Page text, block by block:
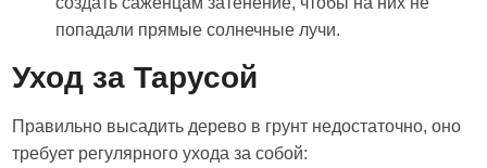
попадали прямые солнечные лучи.
Уход за Тарусой
Правильно высадить дерево в грунт недостаточно, оно
требует регулярного ухода за собой: